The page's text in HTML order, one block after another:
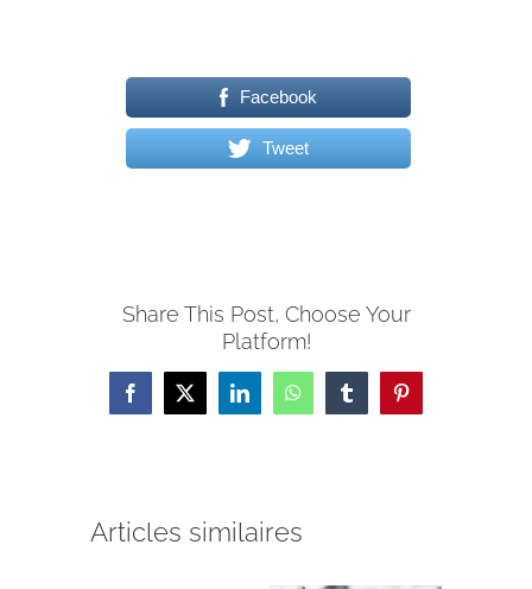
Facebook
Tweet
Share This Post, Choose Your
Platform!
Facebook
X LinkedInWhatsAppTumblrPinterest
Articles similaires